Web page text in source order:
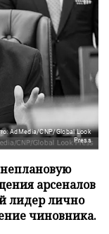
AdMedia/CNP/Global Look
Press
арсеналов
лидер лично
чиновника.